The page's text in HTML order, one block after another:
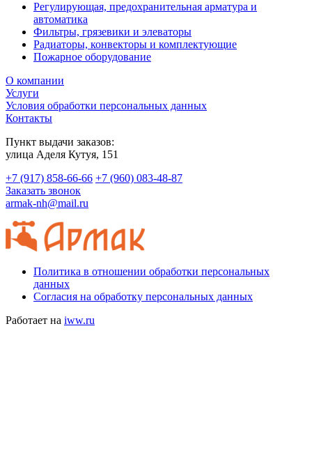
Регулирующая, предохранительная арматура и
автоматика
Фильтры, грязевики и элеваторы
Радиаторы, конвекторы и комплектующие
Пожарное оборудование
О компании
Услуги
Условия обработки персональных данных
Контакты
Пункт выдачи заказов:
​улица Аделя Кутуя, 151
+7 (917) 858-66-66 +7 (960) 083-48-87
Заказать звонок
armak-nh@mail.ru
Политика в отношении обработки персональных
данных
Согласия на обработку персональных данных
Работает на iww.ru